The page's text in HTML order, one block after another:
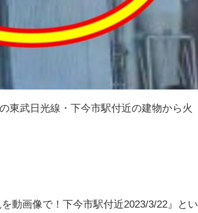
東武日光線・下今市駅付近の建物から火
動画像で！下今市駅付近2023/3/22』とい